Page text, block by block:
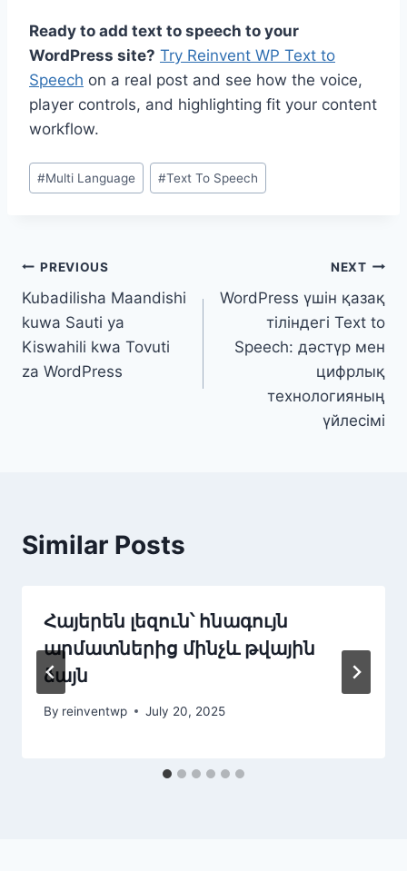
Ready to add text to speech to your
WordPress site? Try Reinvent WP Text to
Speech on a real post and see how the voice,
player controls, and highlighting fit your content
workflow.
Post
Tags:
#Multi Language #Text To Speech
Post
navigation
PREVIOUS
Kubadilisha Maandishi
kuwa Sauti ya
Kiswahili kwa Tovuti
za WordPress
NEXT
WordPress үшін қазақ
тіліндегі Text to
Speech: дәстүр мен
цифрлық
технологияның
үйлесімі
Similar Posts
Հայերեն լեզուն՝ հնագույն
արմատներից մինչև թվային
ձայն
By reinventwp July 20, 2025